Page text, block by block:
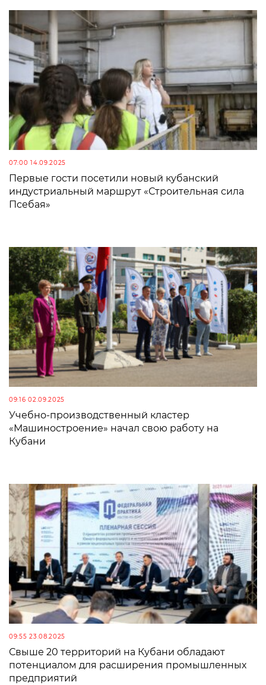
07:00 14.09.2025
Первые гости посетили новый кубанский
индустриальный маршрут «Строительная сила
Псебая»
09:16 02.09.2025
Учебно-производственный кластер
«Машиностроение» начал свою работу на
Кубани
09:55 23.08.2025
Свыше 20 территорий на Кубани обладают
потенциалом для расширения промышленных
предприятий